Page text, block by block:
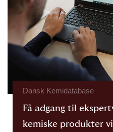
Dansk Kemidatabase
Få adgang til
kemiske produkter